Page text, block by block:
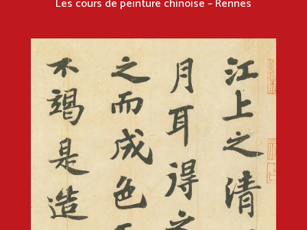
Les cours de peinture chinoise – Rennes